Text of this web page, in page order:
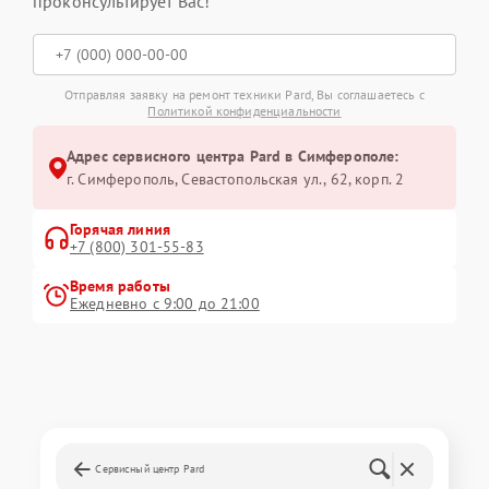
Отправляя заявку на ремонт техники Pard, Вы соглашаетесь с
Политикой конфиденциальности
Адрес сервисного центра Pard в Симферополе:
г. Симферополь, Севастопольская ул., 62, корп. 2
Горячая линия
+7 (800) 301-55-83
Время работы
Ежедневно с 9:00 до 21:00
Сервисный центр Pard